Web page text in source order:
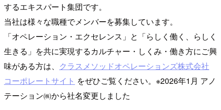
するエキスパート集団です。
当社は様々な職種でメンバーを募集しています。
「オペレーション・エクセレンス」と「らしく働く、らしく
生きる」を共に実現するカルチャー・しくみ・働き方にご興
味がある方は、 クラスメソッドオペレーションズ株式会社
コーポレートサイト をぜひご覧ください。※2026年1月 アノ
テーション㈱から社名変更しました